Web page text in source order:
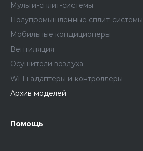
Мульти-сплит-системы
Полупромышленные сплит-системы
Мобильные кондиционеры
Вентиляция
Осушители воздуха
Wi-Fi адаптеры и контроллеры
Архив моделей
Помощь